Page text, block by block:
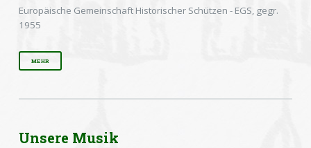
Europäische Gemeinschaft Historischer Schützen - EGS, gegr.
1955
MEHR
Unsere Musik